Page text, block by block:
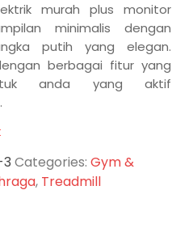
murah plus monitor
minimalis dengan
putih yang elegan.
berbagai fitur yang
anda yang aktif
Categories: Gym &
, Treadmill